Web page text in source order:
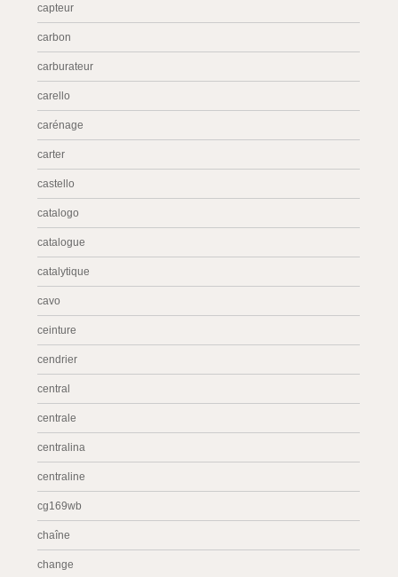
capteur
carbon
carburateur
carello
carénage
carter
castello
catalogo
catalogue
catalytique
cavo
ceinture
cendrier
central
centrale
centralina
centraline
cg169wb
chaîne
change